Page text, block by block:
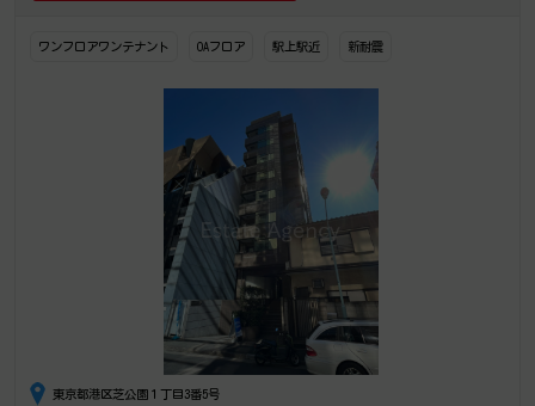
ワンフロアワンテナント OAフロア 駅上駅近 新耐震
東京都港区芝公園１丁目3番5号